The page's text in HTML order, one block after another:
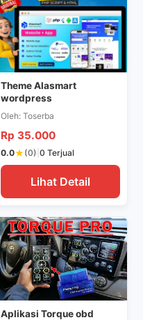
Theme Alasmart
wordpress
Oleh: Toserba
Rp 35.000
0.0★(0) 0 Terjual
Lihat Detail
>
Aplikasi Torque obd